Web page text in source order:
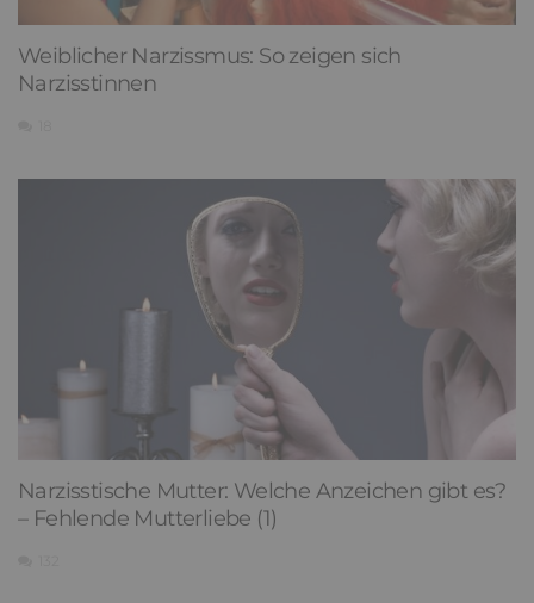
Weiblicher Narzissmus: So zeigen sich
Narzisstinnen
Narzisstische Mutter: Welche Anzeichen gibt es?
– Fehlende Mutterliebe (1)